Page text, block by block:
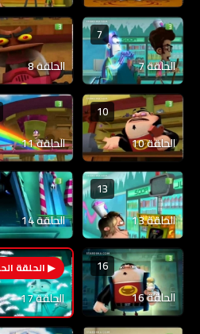
7
الحلقة 7 الحلقة 8
10
الحلقة 10 الحلقة 11
13
الحلقة 13 الحلقة 14
16
الحلقة 16 الحلقة 17